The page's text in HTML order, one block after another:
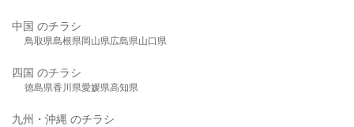
中国 のチラシ
鳥取県島根県岡山県広島県山口県
四国 のチラシ
徳島県香川県愛媛県高知県
九州・沖縄 のチラシ